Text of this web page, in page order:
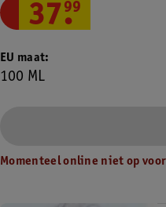
37.
99
EU maat
100 ML
Momenteel online niet op